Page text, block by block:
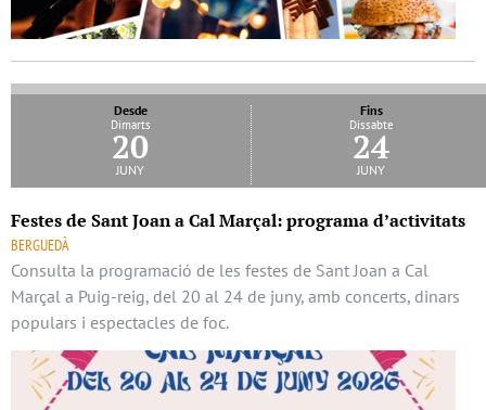
Desde
Dimarts
20
juny
Fins
Dissabte
24
juny
Festes de Sant Joan a Cal Marçal: programa d’activitats
BERGUEDÀ
Consulta la programació de les festes de Sant Joan a Cal
Marçal a Puig-reig, del 20 al 24 de juny, amb concerts, dinars
populars i espectacles de foc.